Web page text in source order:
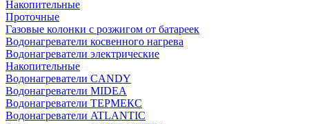
Накопительные
Проточные
Газовые колонки с розжигом от батареек
Водонагреватели косвенного нагрева
Водонагреватели электрические
Накопительные
Водонагреватели CANDY
Водонагреватели MIDEA
Водонагреватели ТЕРМЕКС
Водонагреватели ATLANTIC